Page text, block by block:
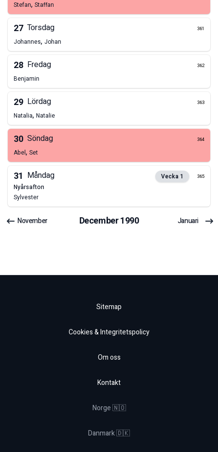
Stefan, Staffan
27 Torsdag 361
Johannes, Johan
28 Fredag 362
Benjamin
29 Lördag 363
Natalia, Natalie
30 Söndag 364
Abel, Set
31 Måndag Vecka 1 365
nyårsafton
Sylvester
November December1990 Januari
Sitemap
Cookies & Integritetspolicy
Om oss
Kontakt
Norge 🇳🇴
Danmark 🇩🇰